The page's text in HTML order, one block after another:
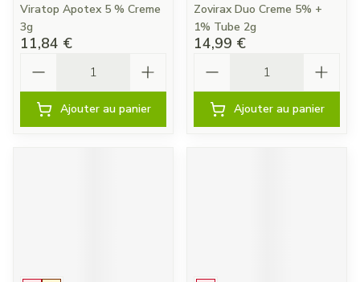
Viratop Apotex 5 % Creme
3g
11,84 €
Ajouter au panier
Zovirax Duo Creme 5% +
1% Tube 2g
14,99 €
Ajouter au panier